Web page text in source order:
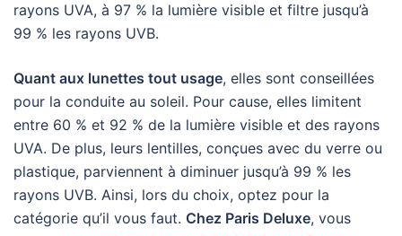
rayons UVA, à 97 % la lumière visible et filtre jusqu’à
99 % les rayons UVB.
Quant aux lunettes tout usage, elles sont conseillées
pour la conduite au soleil. Pour cause, elles limitent
entre 60 % et 92 % de la lumière visible et des rayons
UVA. De plus, leurs lentilles, conçues avec du verre ou
plastique, parviennent à diminuer jusqu’à 99 % les
rayons UVB. Ainsi, lors du choix, optez pour la
catégorie qu’il vous faut. Chez Paris Deluxe, vous